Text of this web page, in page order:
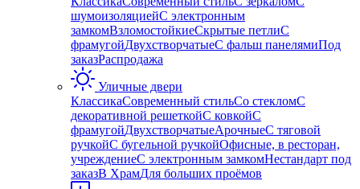
шумоизоляциейС электронным
замкомВзломостойкиеСкрытые петлиС
фрамугойДвухстворчатыеС фальш панелямиПод
заказРаспродажа
Уличные двери
КлассикаСовременный стильСо стекломС
декоративной решеткойС ковкойС
фрамугойДвухстворчатыеАрочныеС тяговой
ручкойС бугельной ручкойОфисные, в ресторан,
учреждениеС электронным замкомНестандарт под
заказВ ХрамДля больших проёмов